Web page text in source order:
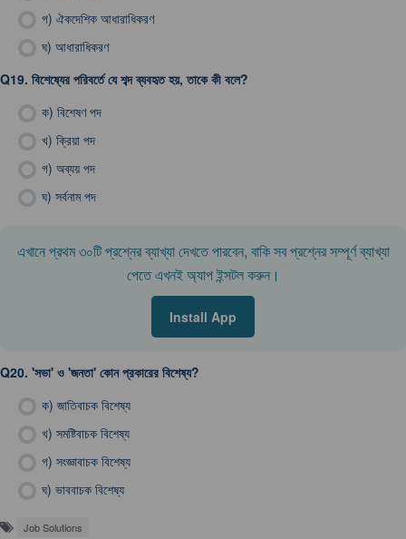
গ) ঐকদেশিক আধারাধিকরণ
ঘ) আধারাধিকরণ
Q19. বিশেষ্যের পরিবর্তে যে শব্দ ব্যবহৃত হয়, তাকে কী বলে?
ক) বিশেষণ পদ
খ) ক্রিয়া পদ
গ) অব্যয় পদ
ঘ) সর্বনাম পদ
এখানে প্রথম ৩০টি প্রশ্নের ব্যাখ্যা দেখতে পারবেন, বাকি সব প্রশ্নের সম্পূর্ণ ব্যাখ্যা
পেতে এখনই অ্যাপ ইন্সটল করুন।
Install App
Q20. 'সভা' ও 'জনতা' কোন প্রকারের বিশেষ্য?
ক) জাতিবাচক বিশেষ্য
খ) সমষ্টিবাচক বিশেষ্য
গ) সংজ্ঞাবাচক বিশেষ্য
ঘ) ভাববাচক বিশেষ্য
Job Solutions